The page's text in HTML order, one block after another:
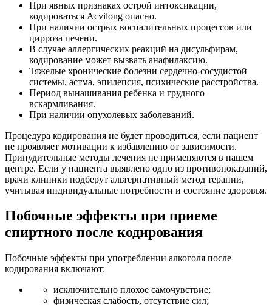
При явных признаках острой интоксикации,
кодироваться Acvilong опасно.
При наличии острых воспалительных процессов или
цирроза печени.
В случае аллергических реакций на дисульфирам,
кодирование может вызвать анафилаксию.
Тяжелые хронические болезни сердечно-сосудистой
системы, астма, эпилепсия, психические расстройства.
Период вынашивания ребенка и грудного
вскармливания.
При наличии опухолевых заболеваний.
Процедура кодирования не будет проводиться, если пациент
не проявляет мотивации к избавлению от зависимости.
Принудительные методы лечения не применяются в нашем
центре. Если у пациента выявлено одно из противопоказаний,
врачи клиники подберут альтернативный метод терапии,
учитывая индивидуальные потребности и состояние здоровья.
Побочные эффекты при приеме
спиртного после кодирования
Побочные эффекты при употреблении алкоголя после
кодирования включают:
исключительно плохое самочувствие;
физическая слабость, отсутствие сил;